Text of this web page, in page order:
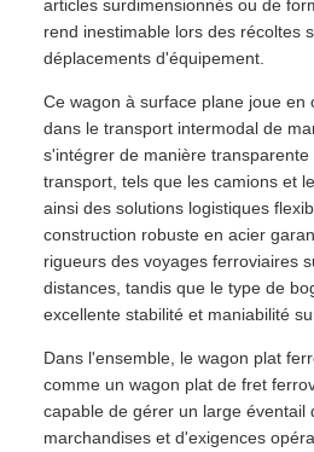
articles surdimensionnés ou de
rend inestimable lors des récoltes
déplacements d'équipement.
Ce wagon à surface plane joue en
dans le transport intermodal de
s'intégrer de manière
transport, tels que les camions et
ainsi des solutions logistiques
construction robuste en acier
rigueurs des voyages ferroviaires
distances, tandis que le type de
excellente stabilité et maniabilité
Dans l'ensemble, le wagon plat
comme un wagon plat de fret
capable de gérer un large éventail
marchandises et d'exigences